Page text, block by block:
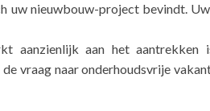
uw nieuwbouw-project bevindt.
aanzienlijk aan het aantrekken
vraag naar onderhoudsvrije